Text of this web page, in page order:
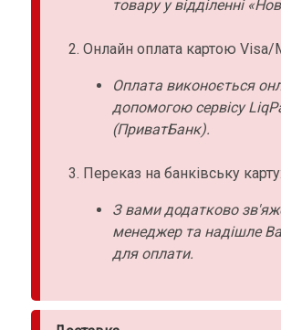
товару у відділенні
Онлайн оплата картою Visa/
Оплата виконоється
допомогою сервісу
(ПриватБанк).
Переказ на банківську карту:
З вами додатково
менеджер та надішле
для оплати.